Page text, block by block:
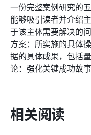
一份完整案例研究的
能够吸引读者并介绍
于该主体需要解决的
方案：所实施的具体
据的具体成果，包括
论：强化关键成功故
相关阅读